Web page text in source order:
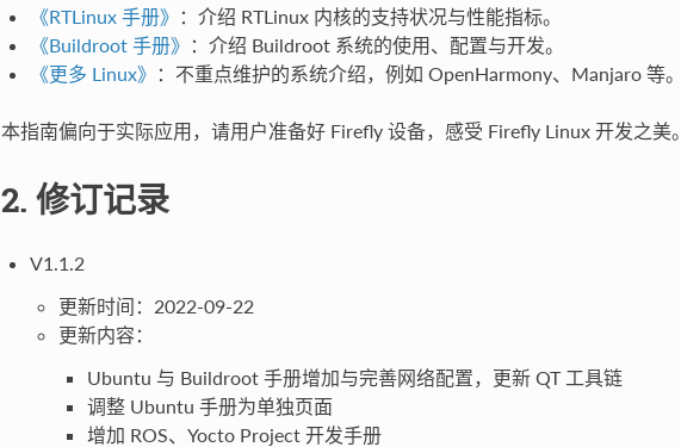
《RTLinux 手册》 ：介绍 RTLinux 内核的支持状况与性能指标。
《Buildroot 手册》 ：介绍 Buildroot 系统的使用、配置与开发。
《更多 Linux》 ：不重点维护的系统介绍，例如 OpenHarmony、Manjaro 等。
本指南偏向于实际应用，请用户准备好 Firefly 设备，感受 Firefly Linux 开发之美。
2. 修订记录
V1.1.2
更新时间：2022-09-22
更新内容：
Ubuntu 与 Buildroot 手册增加与完善网络配置，更新 QT 工具链
调整 Ubuntu 手册为单独页面
增加 ROS、Yocto Project 开发手册